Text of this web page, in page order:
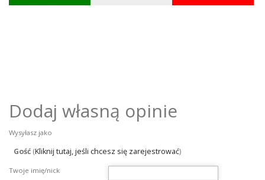
Dodaj własną opinie
Wysyłasz jako
Gość (Kliknij tutaj, jeśli chcesz się zarejestrować)
Twoje imię/nick